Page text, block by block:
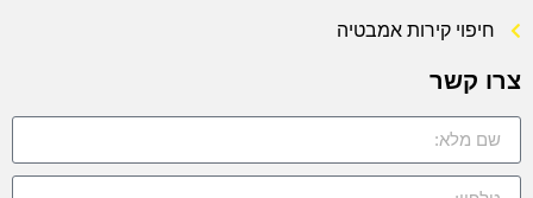
חיפוי קירות אמבטיה
צרו קשר